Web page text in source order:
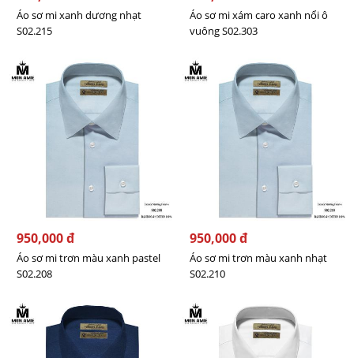
Áo sơ mi xanh dương nhạt
S02.215
Áo sơ mi xám caro xanh nổi ô
vuông S02.303
950,000 đ
Áo sơ mi trơn màu xanh pastel
S02.208
950,000 đ
Áo sơ mi trơn màu xanh nhạt
S02.210